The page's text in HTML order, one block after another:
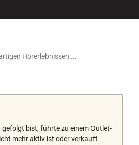
gefolgt bist, führte zu einem Outlet-
mehr aktiv ist oder verkauft